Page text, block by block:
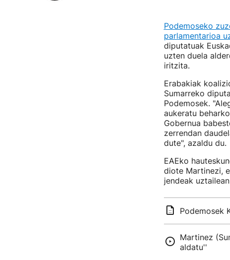
Podemoseko
parlamentarioa
diputatuak
uzten duela
iritzita.
Erabakiak
Sumarreko
Podemosek.
aukeratu
Gobernua
zerrendan
dute", azaldu du.
EAEko
diote Martinezi,
jendeak
Podemosek
Martinez
aldatu''